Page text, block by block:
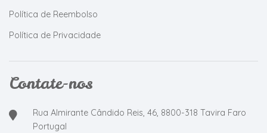
Política de Reembolso
Política de Privacidade
Contate-nos
Rua Almirante Cândido Reis, 46, 8800-318 Tavira Faro
Portugal